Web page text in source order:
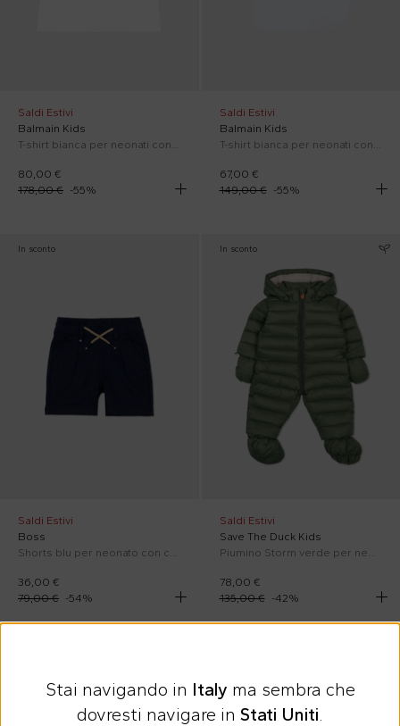
Saldi Estivi
Balmain Kids
T-shirt bianca per neonati con logo
80,00 €
178,00 € -55%
Saldi Estivi
Balmain Kids
T-shirt bianca per neonati con logo argentato
67,00 €
149,00 €
-55%
In sconto
Saldi Estivi
Boss
36,00 €
79,00 € -54%
In sconto
Saldi Estivi
Save The Duck Kids
78,00 €
135,00 €
-42%
Stai navigando in Italy ma sembra che
dovresti navigare in Stati Uniti